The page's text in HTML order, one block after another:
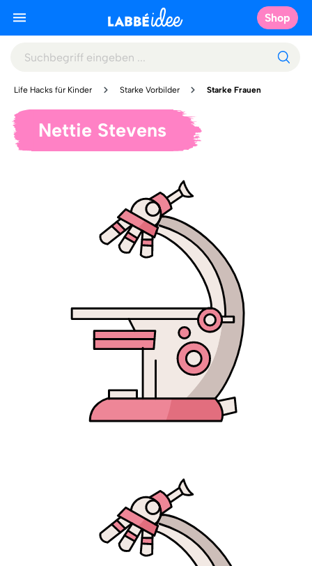
Shop
Life Hacks für Kinder Starke Vorbilder Starke Frauen
Nettie Stevens